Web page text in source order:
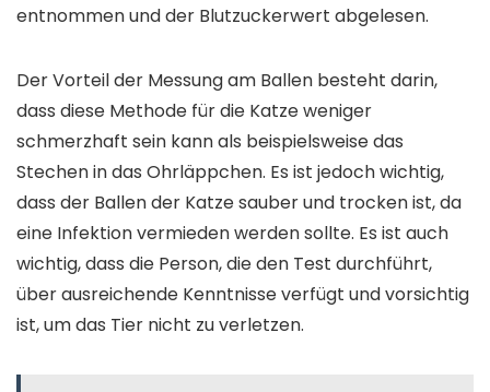
entnommen und der Blutzuckerwert abgelesen.
Der Vorteil der Messung am Ballen besteht darin,
dass diese Methode für die Katze weniger
schmerzhaft sein kann als beispielsweise das
Stechen in das Ohrläppchen. Es ist jedoch wichtig,
dass der Ballen der Katze sauber und trocken ist, da
eine Infektion vermieden werden sollte. Es ist auch
wichtig, dass die Person, die den Test durchführt,
über ausreichende Kenntnisse verfügt und vorsichtig
ist, um das Tier nicht zu verletzen.